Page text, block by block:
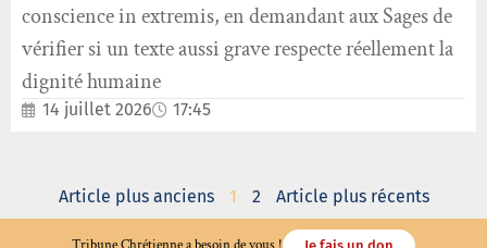
conscience in extremis, en demandant aux Sages de
vérifier si un texte aussi grave respecte réellement la
dignité humaine
14 juillet 2026 17:45
Article plus anciens 1 2 Article plus récents